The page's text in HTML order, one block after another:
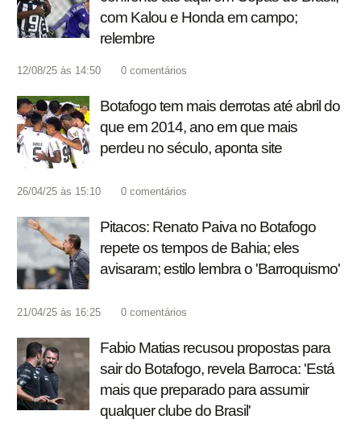
com Kalou e Honda em campo;
relembre
12/08/25 às 14:50 0 comentários
Botafogo tem mais derrotas até abril do
que em 2014, ano em que mais
perdeu no século, aponta site
26/04/25 às 15:10 0 comentários
Pitacos: Renato Paiva no Botafogo
repete os tempos de Bahia; eles
avisaram; estilo lembra o 'Barroquismo'
21/04/25 às 16:25 0 comentários
Fabio Matias recusou propostas para
sair do Botafogo, revela Barroca: 'Está
mais que preparado para assumir
qualquer clube do Brasil'